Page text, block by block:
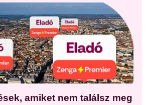
amiket nem találsz meg